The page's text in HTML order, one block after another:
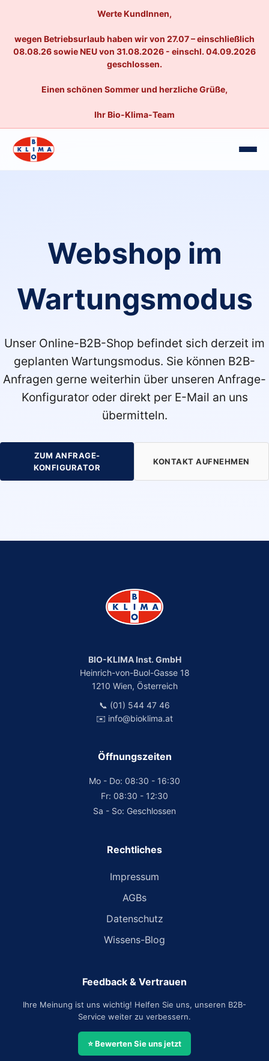
Werte KundInnen,
wegen Betriebsurlaub haben wir von 27.07 – einschließlich
08.08.26 sowie NEU von 31.08.2026 - einschl. 04.09.2026
geschlossen.
Einen schönen Sommer und herzliche Grüße,
Ihr Bio-Klima-Team
Webshop im
Wartungsmodus
Unser Online-B2B-Shop befindet sich derzeit im
geplanten Wartungsmodus. Sie können B2B-
Anfragen gerne weiterhin über unseren Anfrage-
Konfigurator oder direkt per E-Mail an uns
übermitteln.
ZUM ANFRAGE-
KONFIGURATOR
KONTAKT AUFNEHMEN
BIO-KLIMA Inst. GmbH
Heinrich-von-Buol-Gasse 18
1210 Wien, Österreich
📞 (01) 544 47 46
✉️ info@bioklima.at
Öffnungszeiten
Mo - Do: 08:30 - 16:30
Fr: 08:30 - 12:30
Sa - So: Geschlossen
Rechtliches
Impressum
AGBs
Datenschutz
Wissens-Blog
Feedback & Vertrauen
Ihre Meinung ist uns wichtig! Helfen Sie uns, unseren B2B-
Service weiter zu verbessern.
⭐ Bewerten Sie uns jetzt